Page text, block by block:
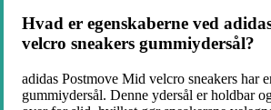
Hvad er egenskaberne ved
velcro sneakers gummiydersål?
adidas Postmove Mid velcro sneakers har
gummiydersål. Denne ydersål er holdbar